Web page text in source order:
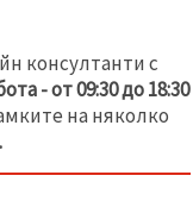
консултанти с
- от 09:30 до 18:30
на няколко